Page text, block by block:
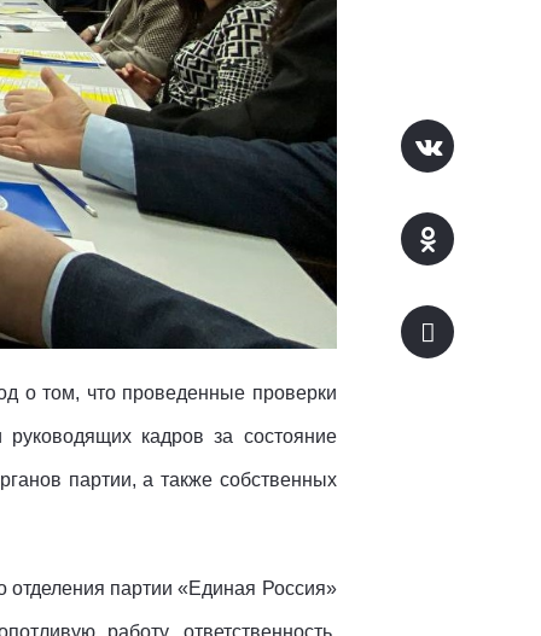
о том, что проведенные проверки
кадров за состояние
партии, а также собственных
отделения партии «Единая Россия»
работу, ответственность,